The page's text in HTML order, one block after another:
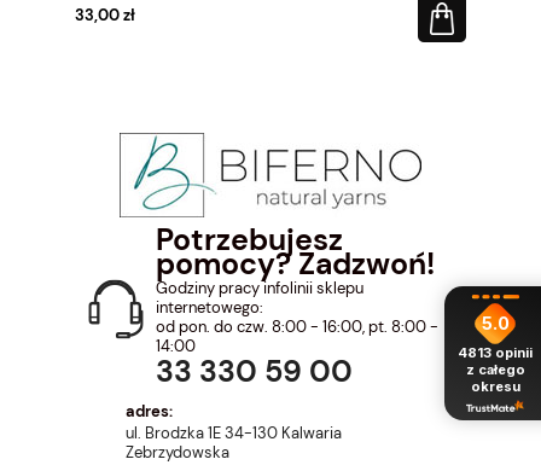
33,00 zł
Potrzebujesz
pomocy? Zadzwoń!
Godziny pracy infolinii sklepu
internetowego:
od pon. do czw. 8:00 - 16:00, pt. 8:00 -
14:00
33 330 59 00
adres:
ul. Brodzka 1E 34-130 Kalwaria
Zebrzydowska
5.0
4813 opinii
z całego
okresu